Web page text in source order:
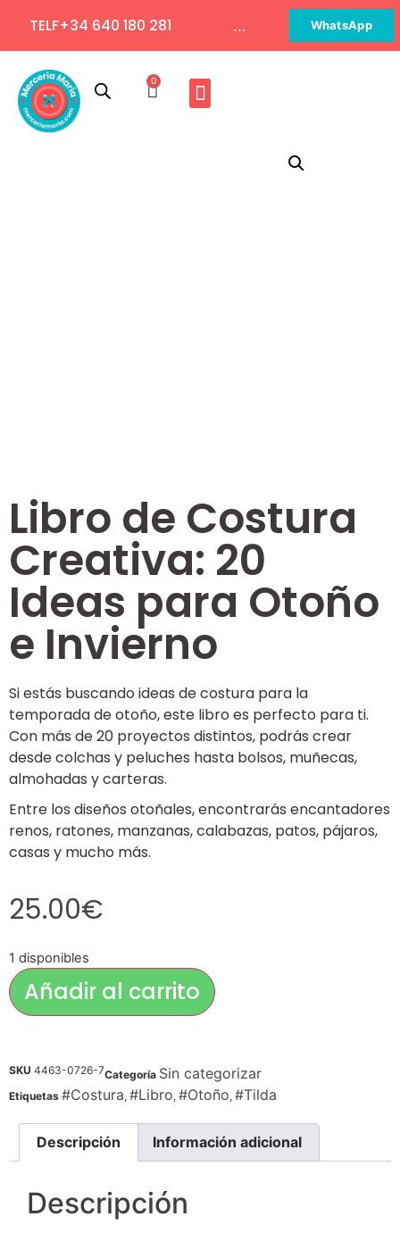
TELF+34 640 180 281 ... WhatsApp
0
Libro de Costura
Creativa: 20
Ideas para Otoño
e Invierno
Si estás buscando ideas de costura para la
temporada de otoño, este libro es perfecto para ti.
Con más de 20 proyectos distintos, podrás crear
desde colchas y peluches hasta bolsos, muñecas,
almohadas y carteras.
Entre los diseños otoñales, encontrarás encantadores
renos, ratones, manzanas, calabazas, patos, pájaros,
casas y mucho más.
25.00€
1 disponibles
Añadir al carrito
SKU 4463-0726-7Categoría Sin categorizar
Etiquetas #Costura, #Libro, #Otoño, #Tilda
Descripción Información adicional
Descripción